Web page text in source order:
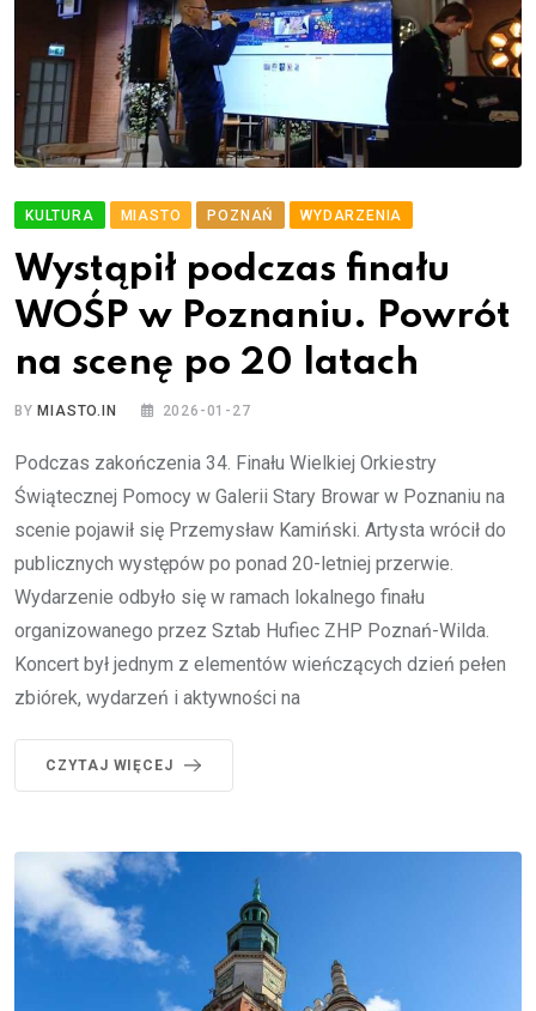
KULTURA MIASTO POZNAŃ WYDARZENIA
Wystąpił podczas finału
WOŚP w Poznaniu. Powrót
na scenę po 20 latach
BY MIASTO.IN 2026-01-27
Podczas zakończenia 34. Finału Wielkiej Orkiestry
Świątecznej Pomocy w Galerii Stary Browar w Poznaniu na
scenie pojawił się Przemysław Kamiński. Artysta wrócił do
publicznych występów po ponad 20-letniej przerwie.
Wydarzenie odbyło się w ramach lokalnego finału
organizowanego przez Sztab Hufiec ZHP Poznań-Wilda.
Koncert był jednym z elementów wieńczących dzień pełen
zbiórek, wydarzeń i aktywności na
CZYTAJ WIĘCEJ